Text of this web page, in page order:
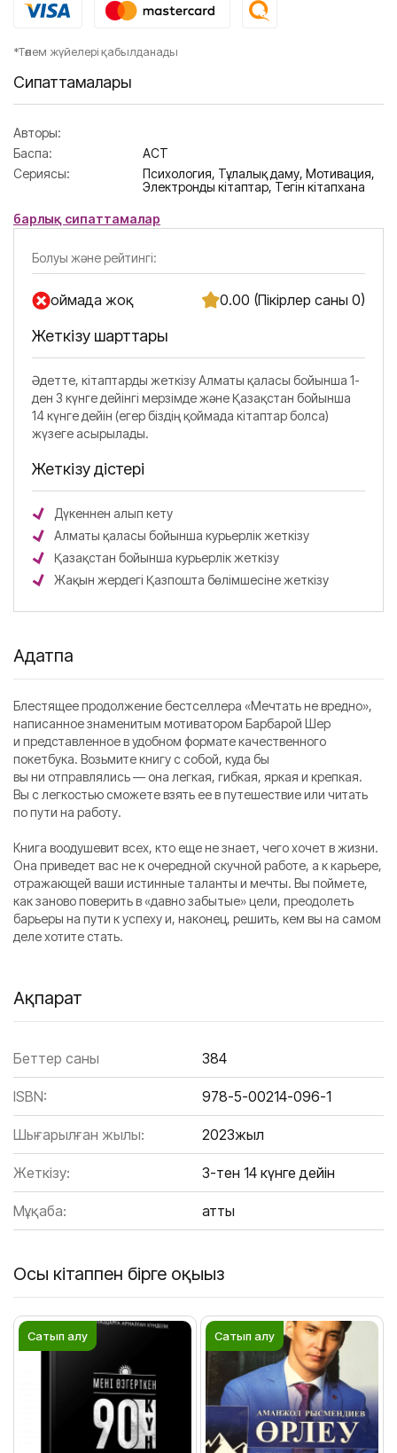
*Төлем жүйелері қабылданады
Сипаттамалары
Авторы:
Баспа:
АСТ
Сериясы:
Психология, Тұлғалық даму, Мотивация,
Электронды кітаптар, Тегін кітапхана
барлық сипаттамалар
Болуы және рейтингі:
Қоймада жоқ 0.00 (Пікірлер саны 0)
Жеткізу шарттары
Әдетте, кітаптарды жеткізу Алматы қаласы бойынша 1-
ден 3 күнге дейінгі мерзімде және Қазақстан бойынша
14 күнге дейін (егер біздің қоймада кітаптар болса)
жүзеге асырылады.
Жеткізу әдістері
Дүкеннен алып кету
Алматы қаласы бойынша курьерлік жеткізу
Қазақстан бойынша курьерлік жеткізу
Жақын жердегі Қазпошта бөлімшесіне жеткізу
Аңдатпа
Блестящее продолжение бестселлера «Мечтать не вредно»,
написанное знаменитым мотиватором Барбарой Шер
и представленное в удобном формате качественного
покетбука. Возьмите книгу с собой, куда бы
вы ни отправлялись — она легкая, гибкая, яркая и крепкая.
Вы с легкостью сможете взять ее в путешествие или читать
по пути на работу.
Книга воодушевит всех, кто еще не знает, чего хочет в жизни.
Она приведет вас не к очередной скучной работе, а к карьере,
отражающей ваши истинные таланты и мечты. Вы поймете,
как заново поверить в «давно забытые» цели, преодолеть
барьеры на пути к успеху и, наконец, решить, кем вы на самом
деле хотите стать.
Ақпарат
Беттер саны 384
ISBN: 978-5-00214-096-1
Шығарылған жылы: 2023жыл
Жеткізу: 3-тен 14 күнге дейін
Мұқаба: Қатты
Осы кітаппен бірге оқыңыз
Сатып алу Сатып алу